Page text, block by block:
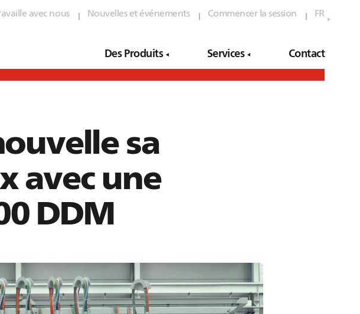
avec nous Nouvelles et événements Commencer la session FR
Des Produits
Flexo Folder Gluer (FFG)
pour
transformation
AQUA Machine Impression
LUX Machine Découpe au Laser
Services
Support technique / Helpdesk
Contact
sa
avec une
DDM